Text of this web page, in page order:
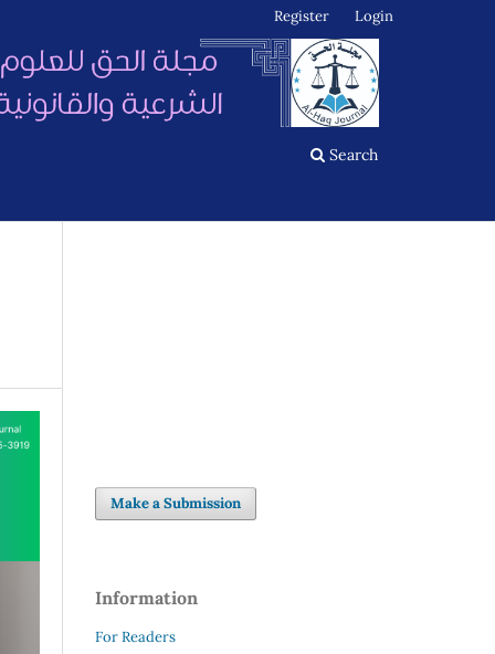
Search
Register Login
Make a Submission
Information
For Readers